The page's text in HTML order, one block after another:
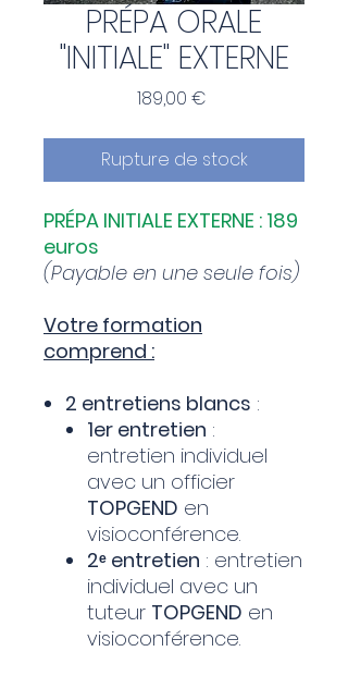
PRÉPA ORALE
"INITIALE" EXTERNE
189,00 €Prix
Rupture de stock
PRÉPA INITIALE EXTERNE : 189
euros
(Payable en une seule fois)
Votre formation
comprend :
2 entretiens blancs :
1er entretien :
entretien individuel
avec un officier
TOPGEND en
visioconférence.
2ᵉ entretien : entretien
individuel avec un
tuteur TOPGEND en
visioconférence.